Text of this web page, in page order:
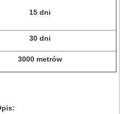
15 dni
30 dni
3000 metrów